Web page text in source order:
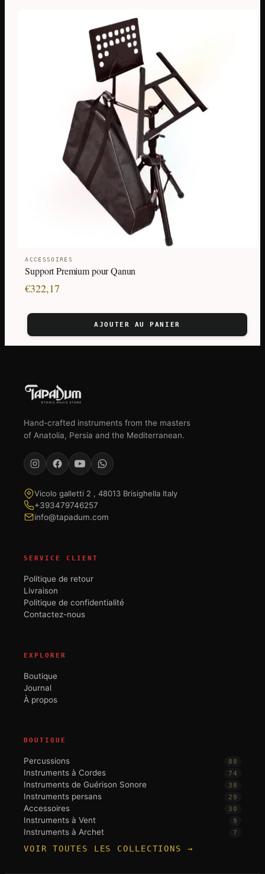
ACCESSOIRES
Support Premium pour Qanun
€322,17
AJOUTER AU PANIER
Hand-crafted instruments from the masters
of Anatolia, Persia and the Mediterranean.
Vicolo galletti 2 , 48013 Brisighella Italy
+393479746257
info@tapadum.com
SERVICE CLIENT
Politique de retour
Livraison
Politique de confidentialité
Contactez-nous
EXPLORER
Boutique
Journal
À propos
BOUTIQUE
Percussions 88
Instruments à Cordes 74
Instruments de Guérison Sonore 38
Instruments persans 29
Accessoires 30
Instruments à Vent 9
Instruments à Archet 7
VOIR TOUTES LES COLLECTIONS →